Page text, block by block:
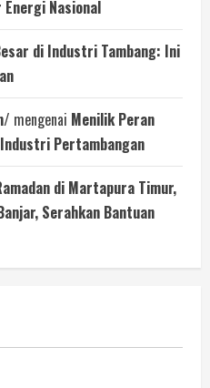
Nasional
di Industri Tambang: Ini
mengenai Menilik Peran
Pertambangan
di Martapura Timur,
Serahkan Bantuan